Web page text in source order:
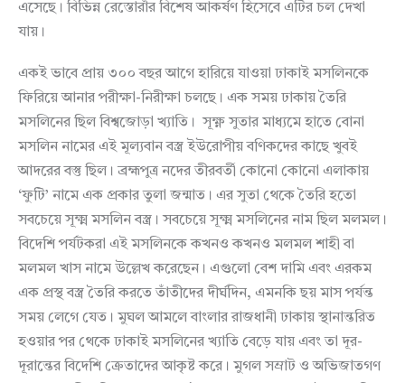
এসেছে। বিভিন্ন রেস্তোরাঁর বিশেষ আকর্ষণ হিসেবে এটির চল দেখা
যায়।
একই ভাবে প্রায় ৩০০ বছর আগে হারিয়ে যাওয়া ঢাকাই মসলিনকে
ফিরিয়ে আনার পরীক্ষা-নিরীক্ষা চলছে। এক সময় ঢাকায় তৈরি
মসলিনের ছিল বিশ্বজোড়া খ্যাতি। সূক্ষ্ণ সুতার মাধ্যমে হাতে বোনা
মসলিন নামের এই মূল্যবান বস্ত্র ইউরোপীয় বণিকদের কাছে খুবই
আদরের বস্তু ছিল। ব্রহ্মপুত্র নদের তীরবর্তী কোনো কোনো এলাকায়
‘ফুটি’ নামে এক প্রকার তুলা জন্মাত। এর সুতা থেকে তৈরি হতো
সবচেয়ে সূক্ষ্ম মসলিন বস্ত্র। সবচেয়ে সূক্ষ্ম মসলিনের নাম ছিল মলমল।
বিদেশি পর্যটকরা এই মসলিনকে কখনও কখনও মলমল শাহী বা
মলমল খাস নামে উল্লেখ করেছেন। এগুলো বেশ দামি এবং এরকম
এক প্রস্থ বস্ত্র তৈরি করতে তাঁতীদের দীর্ঘদিন, এমনকি ছয় মাস পর্যন্ত
সময় লেগে যেত। মুঘল আমলে বাংলার রাজধানী ঢাকায় স্থানান্তরিত
হওয়ার পর থেকে ঢাকাই মসলিনের খ্যাতি বেড়ে যায় এবং তা দূর-
দূরান্তের বিদেশি ক্রেতাদের আকৃষ্ট করে। মুগল সম্রাট ও অভিজাতগণ